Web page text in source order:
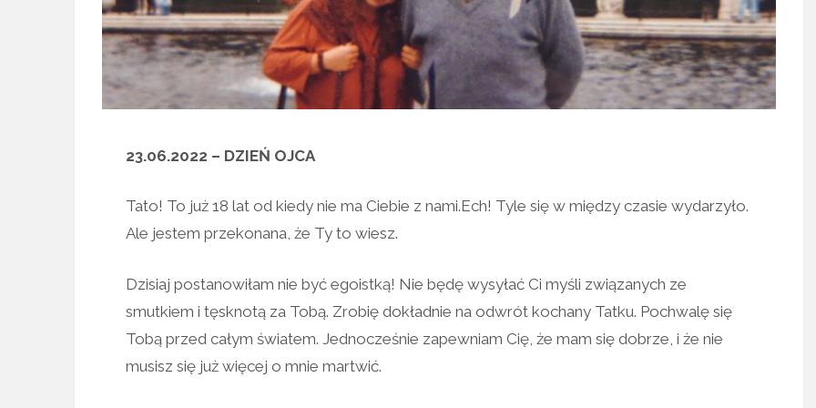
23.06.2022 – DZIEŃ OJCA
Tato! To już 18 lat od kiedy nie ma Ciebie z nami.Ech! Tyle się w między czasie wydarzyło.
Ale jestem przekonana, że Ty to wiesz.
Dzisiaj postanowiłam nie być egoistką! Nie będę wysyłać Ci myśli związanych ze
smutkiem i tęsknotą za Tobą. Zrobię dokładnie na odwrót kochany Tatku. Pochwalę się
Tobą przed całym światem. Jednocześnie zapewniam Cię, że mam się dobrze, i że nie
musisz się już więcej o mnie martwić.